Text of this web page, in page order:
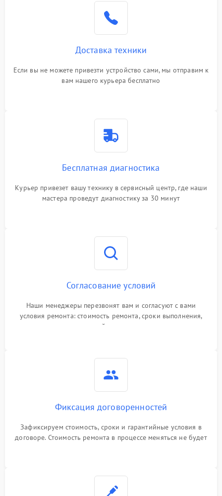
Доставка техники
Если вы не можете привезти устройство сами, мы отправим к
вам нашего курьера бесплатно
Бесплатная диагностика
Курьер привезет вашу технику в сервисный центр, где наши
мастера проведут диагностику за 30 минут
Согласование условий
Наши менеджеры перезвонят вам и согласуют с вами
условия ремонта: стоимость ремонта, сроки выполнения,
гарантийные условия
Фиксация договоренностей
Зафиксируем стоимость, сроки и гарантийные условия в
договоре. Стоимость ремонта в процессе меняться не будет